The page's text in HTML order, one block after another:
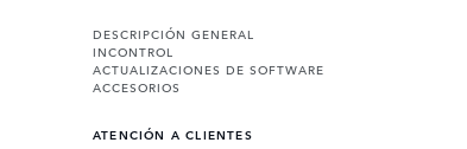
DESCRIPCIÓN GENERAL
INCONTROL
ACTUALIZACIONES DE SOFTWARE
ACCESORIOS
ATENCIÓN A CLIENTES